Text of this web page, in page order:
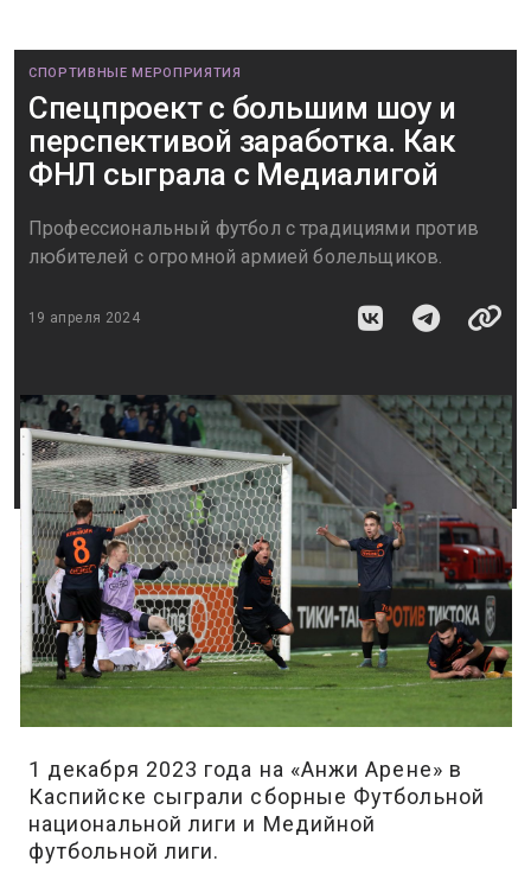
СПОРТИВНЫЕ МЕРОПРИЯТИЯ
Спецпроект с большим шоу и
перспективой заработка. Как
ФНЛ сыграла с Медиалигой
Профессиональный футбол с традициями против
любителей с огромной армией болельщиков.
19 апреля 2024
1 декабря 2023 года на «Анжи Арене» в
Каспийске сыграли сборные Футбольной
национальной лиги и Медийной
футбольной лиги.